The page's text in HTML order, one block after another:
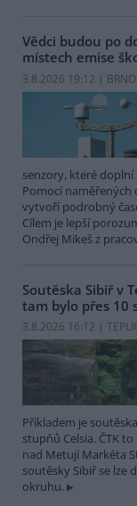
Vědci budou po
místech emise
3.8.2026 19:12 |
senzory, které
Pomocí
vytvoří podrobný
Cílem je lepší
Ondřej Mikeš z
Soutěska Sibiř v
tam bylo přes 10
3.8.2026 16:12 |
Příkladem je
stupňů Celsia. ČTK
nad Metují Markéta
soutěsky Sibiř se lze
okruhu.